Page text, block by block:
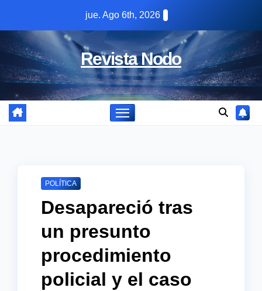
content
jue. Ago 6th, 2026
Revista Nodo
POLÍTICA
Desapareció tras
un presunto
procedimiento
policial y el caso